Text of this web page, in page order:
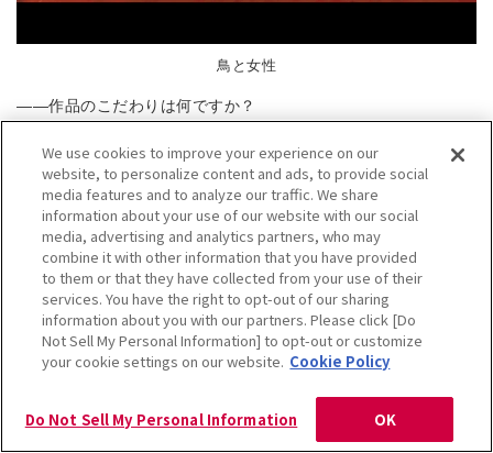
鳥と女性
――作品のこだわりは何ですか？
あゆみさん
こだわりは色です。今回の作品では色々な色を使いたかったの
ですが、ただの虹色だとありきたりだなと思い、黒をベースに
強いグラデーションや色の混ざりを意識しました。
色は身近なものから発想して描いていて、果物やお花から着想
を得たり、昆虫の「ニシキオオツバメガ」の羽の色も参考にし
印象に残る色を作りました。
一番気に入っているところは後頭部で髪が結われているところ
です。髪が流れている感じを色も調和するように表現していま
す。
We use cookies to improve your experience on our
website, to personalize content and ads, to provide social
media features and to analyze our traffic. We share
information about your use of our website with our social
media, advertising and analytics partners, who may
combine it with other information that you have provided
to them or that they have collected from your use of their
services. You have the right to opt-out of our sharing
information about you with our partners. Please click [Do
Not Sell My Personal Information] to opt-out or customize
your cookie settings on our website. Cookie Policy
Do Not Sell My Personal Information OK